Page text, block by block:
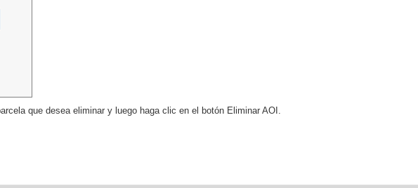
que desea eliminar y luego haga clic en el botón Eliminar AOI.